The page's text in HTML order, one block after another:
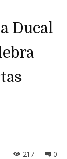
Ducal
0
217